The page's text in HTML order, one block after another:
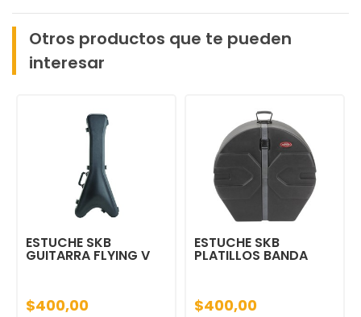
Otros productos que te pueden
interesar
ESTUCHE SKB
GUITARRA FLYING V
$400,00
ESTUCHE SKB
PLATILLOS BANDA
$400,00